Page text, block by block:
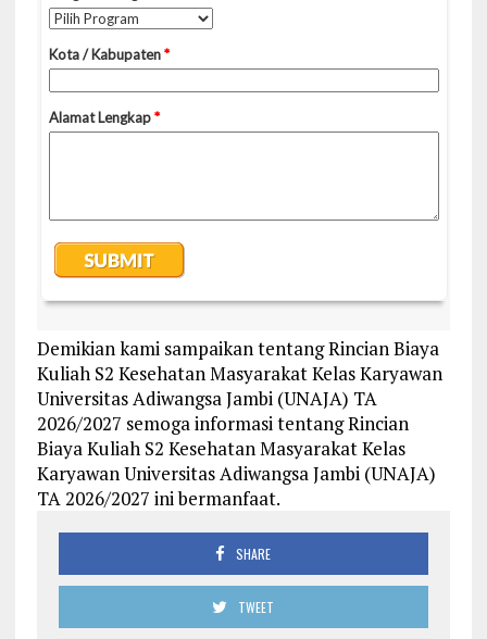
Demikian kami sampaikan tentang Rincian Biaya
Kuliah S2 Kesehatan Masyarakat Kelas Karyawan
Universitas Adiwangsa Jambi (UNAJA) TA
2026/2027 semoga informasi tentang Rincian
Biaya Kuliah S2 Kesehatan Masyarakat Kelas
Karyawan Universitas Adiwangsa Jambi (UNAJA)
TA 2026/2027 ini bermanfaat.
SHARE
TWEET